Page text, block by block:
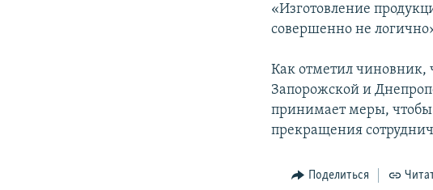
«Изготовление
совершенно не
Как отметил чиновник,
Запорожской и
принимает меры,
прекращения
Поделиться